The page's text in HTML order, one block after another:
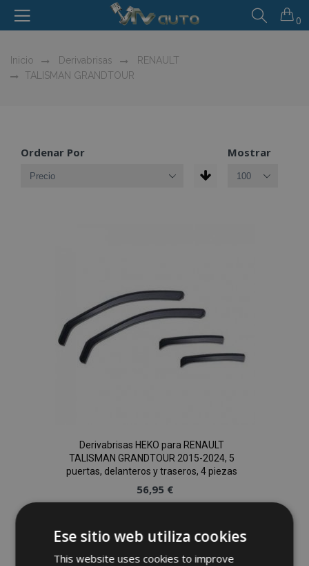
0
Inicio Derivabrisas
RENAULT
TALISMAN GRANDTOUR
Ordenar Por Mostrar
Derivabrisas HEKO para RENAULT
TALISMAN GRANDTOUR 2015-2024, 5
puertas, delanteros y traseros, 4 piezas
56,95 €
Añadir
Ese sitio web utiliza cookies
This website uses cookies to improve